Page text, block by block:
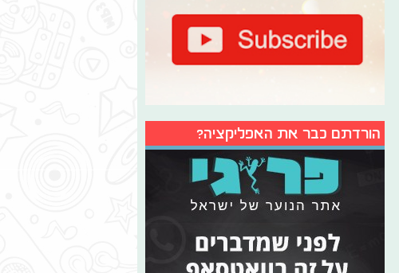
הורדתם כבר את האפליקציה?